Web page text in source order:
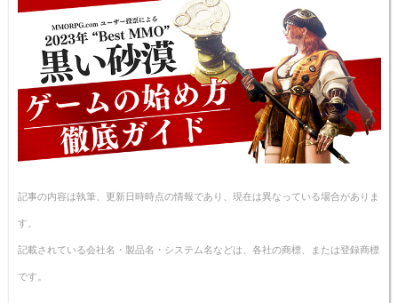
記事の内容は執筆、更新日時時点の情報であり、現在は異なっている場合がありま
す。
記載されている会社名・製品名・システム名などは、各社の商標、または登録商標
です。